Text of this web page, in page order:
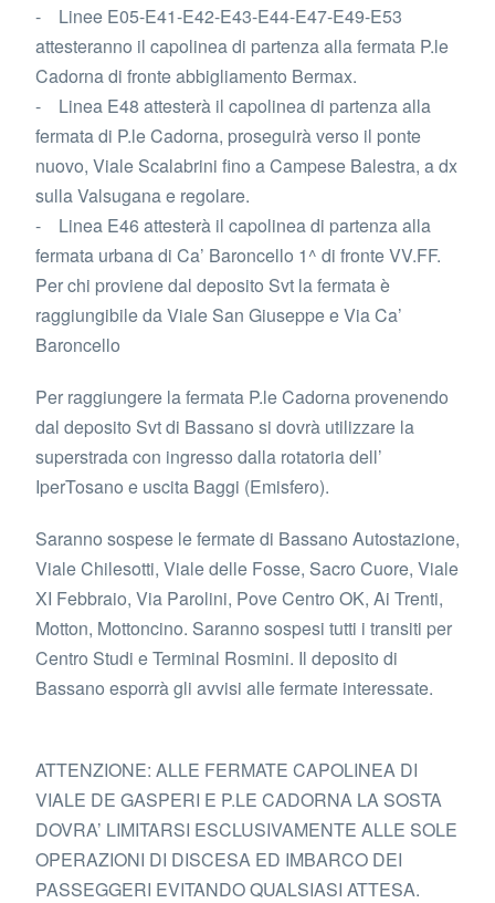
- Linee E05-E41-E42-E43-E44-E47-E49-E53
attesteranno il capolinea di partenza alla fermata P.le
Cadorna di fronte abbigliamento Bermax.
- Linea E48 attesterà il capolinea di partenza alla
fermata di P.le Cadorna, proseguirà verso il ponte
nuovo, Viale Scalabrini fino a Campese Balestra, a dx
sulla Valsugana e regolare.
- Linea E46 attesterà il capolinea di partenza alla
fermata urbana di Ca’ Baroncello 1^ di fronte VV.FF.
Per chi proviene dal deposito Svt la fermata è
raggiungibile da Viale San Giuseppe e Via Ca’
Baroncello
Per raggiungere la fermata P.le Cadorna provenendo
dal deposito Svt di Bassano si dovrà utilizzare la
superstrada con ingresso dalla rotatoria dell’
IperTosano e uscita Baggi (Emisfero).
Saranno sospese le fermate di Bassano Autostazione,
Viale Chilesotti, Viale delle Fosse, Sacro Cuore, Viale
XI Febbraio, Via Parolini, Pove Centro OK, Ai Trenti,
Motton, Mottoncino. Saranno sospesi tutti i transiti per
Centro Studi e Terminal Rosmini. Il deposito di
Bassano esporrà gli avvisi alle fermate interessate.
ATTENZIONE: ALLE FERMATE CAPOLINEA DI
VIALE DE GASPERI E P.LE CADORNA LA SOSTA
DOVRA’ LIMITARSI ESCLUSIVAMENTE ALLE SOLE
OPERAZIONI DI DISCESA ED IMBARCO DEI
PASSEGGERI EVITANDO QUALSIASI ATTESA.